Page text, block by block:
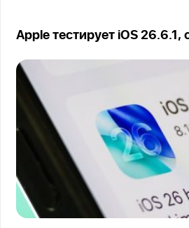
Apple тестирует iOS 26.6.1,